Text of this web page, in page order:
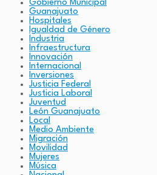
Gobierno Municipal
Guanajuato
Hospitales
Igualdad de Género
Industria
Infraestructura
Innovación
Internacional
Inversiones
Justicia Federal
Justicia Laboral
Juventud
León Guanajuato
Local
Medio Ambiente
Migración
Movilidad
Mujeres
Música